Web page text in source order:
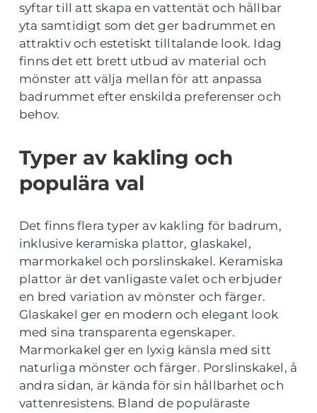
syftar till att skapa en vattentät och hållbar
yta samtidigt som det ger badrummet en
attraktiv och estetiskt tilltalande look. Idag
finns det ett brett utbud av material och
mönster att välja mellan för att anpassa
badrummet efter enskilda preferenser och
behov.
Typer av kakling och
populära val
Det finns flera typer av kakling för badrum,
inklusive keramiska plattor, glaskakel,
marmorkakel och porslinskakel. Keramiska
plattor är det vanligaste valet och erbjuder
en bred variation av mönster och färger.
Glaskakel ger en modern och elegant look
med sina transparenta egenskaper.
Marmorkakel ger en lyxig känsla med sitt
naturliga mönster och färger. Porslinskakel, å
andra sidan, är kända för sin hållbarhet och
vattenresistens. Bland de populäraste